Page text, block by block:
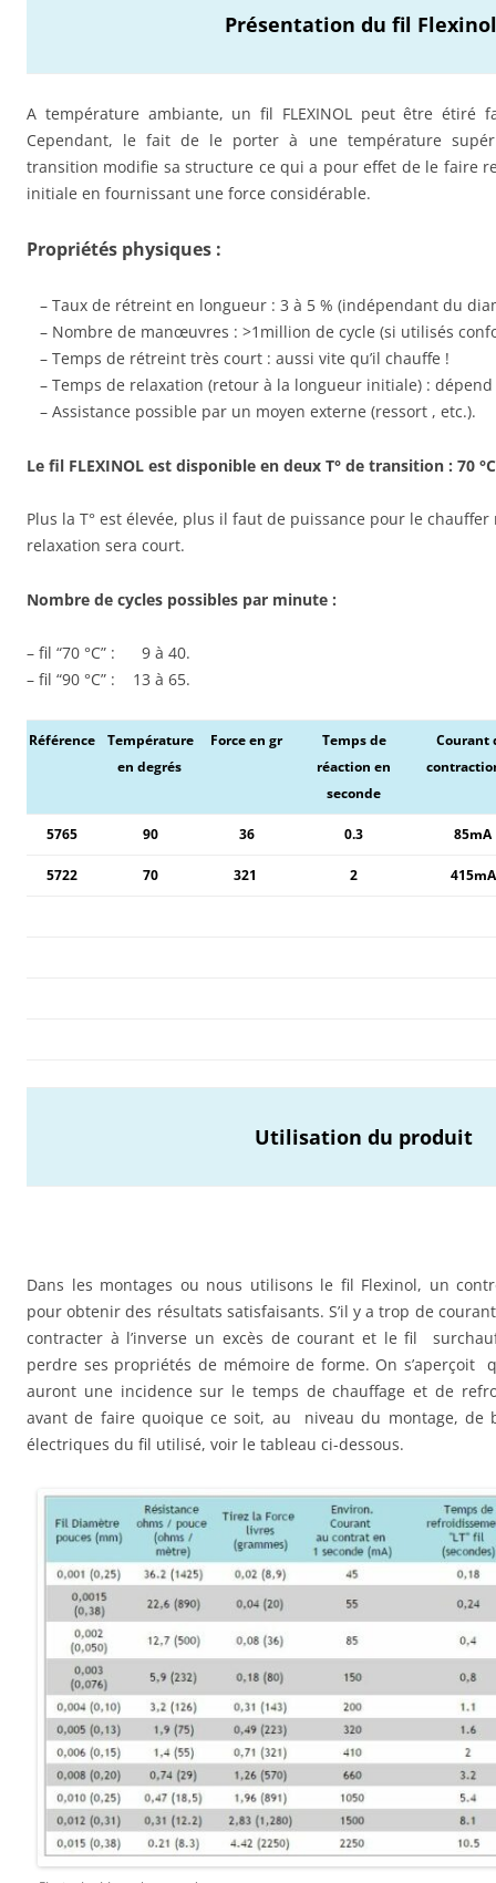
Présentation du fil
A température ambiante, un fil FLEXINOL peut être étiré
Cependant, le fait de le porter à une température
transition modifie sa structure ce qui a pour effet de le faire
initiale en fournissant une force considérable.
Propriétés physiques :
– Taux de rétreint en longueur : 3 à 5 % (indépendant du
– Nombre de manœuvres : >1million de cycle (si utilisés
– Temps de rétreint très court : aussi vite qu’il chauffe !
– Temps de relaxation (retour à la longueur initiale) : dépend
– Assistance possible par un moyen externe (ressort , etc.).
Le fil FLEXINOL est disponible en deux T° de transition : 70
Plus la T° est élevée, plus il faut de puissance pour le
relaxation sera court.
Nombre de cycles possibles par minute :
– fil “70 °C” : 9 à 40.
– fil “90 °C” : 13 à 65.
Référence
Température
en degrés
Force en gr
Temps de
réaction en
seconde
Courant
5765 90 36 0.3 85mA
5722 70 321 2 415mA
Utilisation du produit
Dans les montages ou nous utilisons le fil Flexinol, un
pour obtenir des résultats satisfaisants. S’il y a trop de
contracter à l’inverse un excès de courant et le fil
perdre ses propriétés de mémoire de forme. On s’aperçoit
auront une incidence sur le temps de chauffage et de
avant de faire quoique ce soit, au niveau du montage, de
électriques du fil utilisé, voir le tableau ci-dessous.